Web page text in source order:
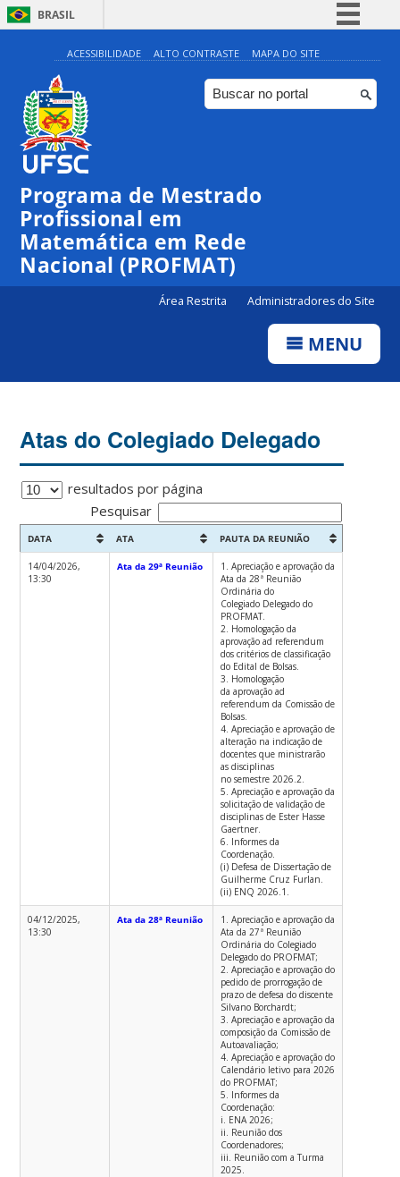
BRASIL
Simplifique!
Comunica BR
Participe
ACESSIBILIDADE ALTO CONTRASTE MAPA DO SITE
Programa de Mestrado
Profissional em
Matemática em Rede
Nacional (PROFMAT)
Área Restrita Administradores do Site
MENU
Atas do Colegiado Delegado
resultados por página
Pesquisar
DATA ATA PAUTA DA REUNIÃO
14/04/2026,
13:30
Ata da 29ª Reunião
1. Apreciação e aprovação da
Ata da 28ª Reunião
Ordinária do
Colegiado Delegado do
PROFMAT.
2. Homologação da
aprovação ad referendum
dos critérios de classificação
do Edital de Bolsas.
3. Homologação
da aprovação ad
referendum da Comissão de
Bolsas.
4. Apreciação e aprovação de
alteração na indicação de
docentes que ministrarão
as disciplinas
no semestre 2026.2.
5. Apreciação e aprovação da
solicitação de validação de
disciplinas de Ester Hasse
Gaertner.
6. Informes da
Coordenação.
(i) Defesa de Dissertação de
Guilherme Cruz Furlan.
(ii) ENQ 2026.1.
04/12/2025,
13:30
Ata da 28ª Reunião
1. Apreciação e aprovação da
Ata da 27ª Reunião
Ordinária do Colegiado
Delegado do PROFMAT;
2. Apreciação e aprovação do
pedido de prorrogação de
prazo de defesa do discente
Silvano Borchardt;
3. Apreciação e aprovação da
composição da Comissão de
Autoavaliação;
4. Apreciação e aprovação do
Calendário letivo para 2026
do PROFMAT;
5. Informes da
Coordenação:
i. ENA 2026;
ii. Reunião dos
Coordenadores;
iii. Reunião com a Turma
2025.